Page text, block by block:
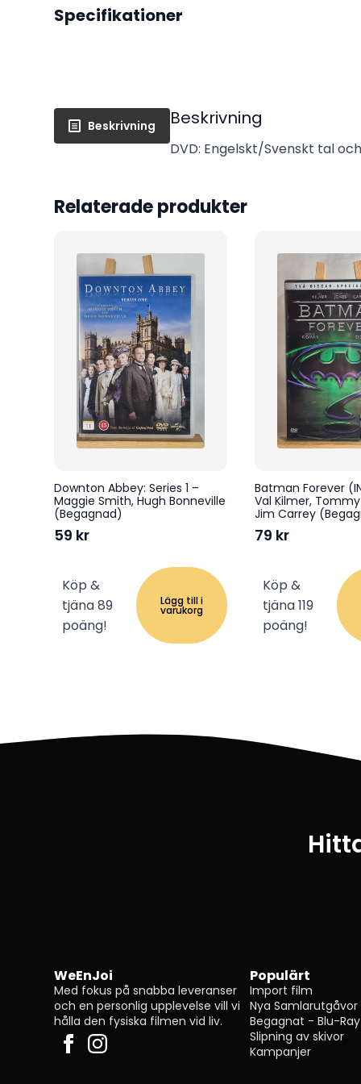
Specifikationer
Beskrivning Beskrivning
DVD: Engelskt/Svenskt tal
Relaterade produkter
Downton Abbey: Series 1 –
Maggie Smith, Hugh Bonneville
(Begagnad)
59 kr
Köp &
tjäna 89
poäng!
Lägg till i
varukorg
Batman Forever
Val Kilmer,
Jim Carrey
79 kr
Köp &
tjäna 119
poäng!
WeEnJoi
Med fokus på snabba leveranser
och en personlig upplevelse vill vi
hålla den fysiska filmen vid liv.
Populärt
Import film
Nya Samlarutgåvor
Begagnat - Blu-Ray
Slipning av skivor
Kampanjer